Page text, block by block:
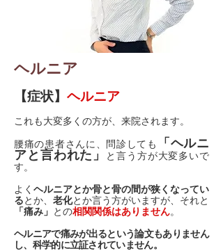
ヘルニア
【症状】 ヘルニア
これも大変多くの方が、来院されます。
腰痛の患者さんに、問診しても
「ヘルニ
アと言われた」
と言う方が大変多いで
す。
よく ヘルニアとか骨と骨の間が狭くなってい
るとか、 老化とか言う方がいますが、それと
「痛み」 との相関関係はありません。
ヘルニアで痛みが出るという論文もありません
し、科学的に立証されていません。